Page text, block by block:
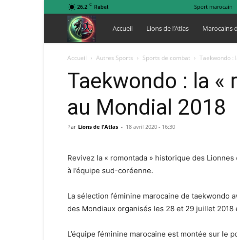
26.2 C Rabat Sport marocain
Lions
de
l
Atlas
Accueil Lions de l’Atlas Marocains
Accueil Autres Sports Sports de combat Taekwondo :
Taekwondo : la
au Mondial 2018
Par Lions de l'Atlas - 18 avril 2020 - 16:30
Revivez la « romontada » historique des Lionnes
à l’équipe sud-coréenne.
La sélection féminine marocaine de taekwondo
des Mondiaux organisés les 28 et 29 juillet 2018
L’équipe féminine marocaine est montée sur le